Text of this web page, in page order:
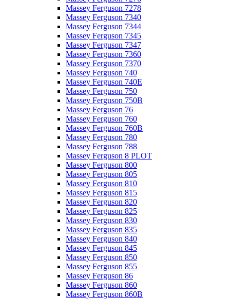
Massey Ferguson 7278
Massey Ferguson 7340
Massey Ferguson 7344
Massey Ferguson 7345
Massey Ferguson 7347
Massey Ferguson 7360
Massey Ferguson 7370
Massey Ferguson 740
Massey Ferguson 740E
Massey Ferguson 750
Massey Ferguson 750B
Massey Ferguson 76
Massey Ferguson 760
Massey Ferguson 760B
Massey Ferguson 780
Massey Ferguson 788
Massey Ferguson 8 PLOT
Massey Ferguson 800
Massey Ferguson 805
Massey Ferguson 810
Massey Ferguson 815
Massey Ferguson 820
Massey Ferguson 825
Massey Ferguson 830
Massey Ferguson 835
Massey Ferguson 840
Massey Ferguson 845
Massey Ferguson 850
Massey Ferguson 855
Massey Ferguson 86
Massey Ferguson 860
Massey Ferguson 860B